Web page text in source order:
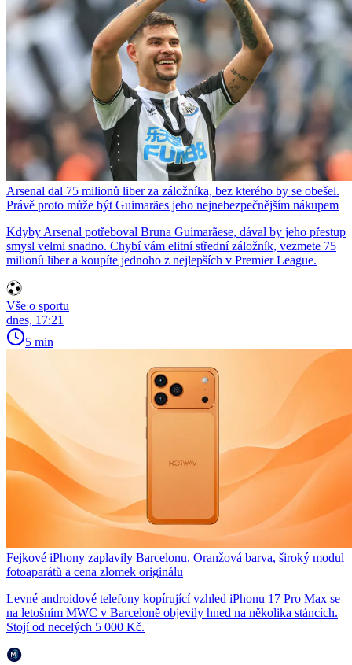
Arsenal dal 75 milionů liber za záložníka, bez kterého by se obešel.
Právě proto může být Guimarães jeho nejnebezpečnějším nákupem
Kdyby Arsenal potřeboval Bruna Guimarãese, dával by jeho přestup
smysl velmi snadno. Chybí vám elitní střední záložník, vezmete 75
milionů liber a koupíte jednoho z nejlepších v Premier League.
Vše o sportu
dnes, 17:21
5 min
Fejkové iPhony zaplavily Barcelonu. Oranžová barva, široký modul
fotoaparátů a cena zlomek originálu
Levné androidové telefony kopírující vzhled iPhonu 17 Pro Max se
na letošním MWC v Barceloně objevily hned na několika stáncích.
Stojí od necelých 5 000 Kč.